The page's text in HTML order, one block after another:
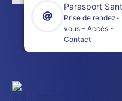
Parasport
Prise de rendez-
vous - Accès -
Contact